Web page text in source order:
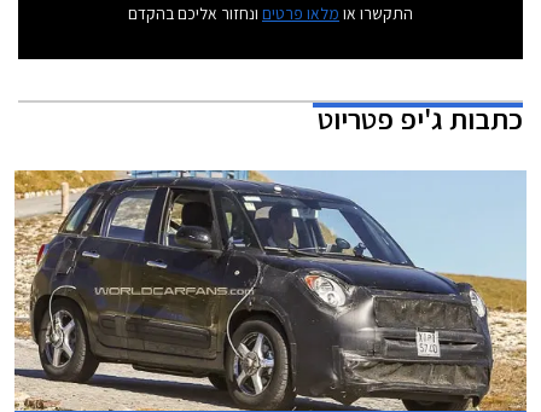
התקשרו או מלאו פרטים ונחזור אליכם בהקדם
כתבותג'יפ פטריוט